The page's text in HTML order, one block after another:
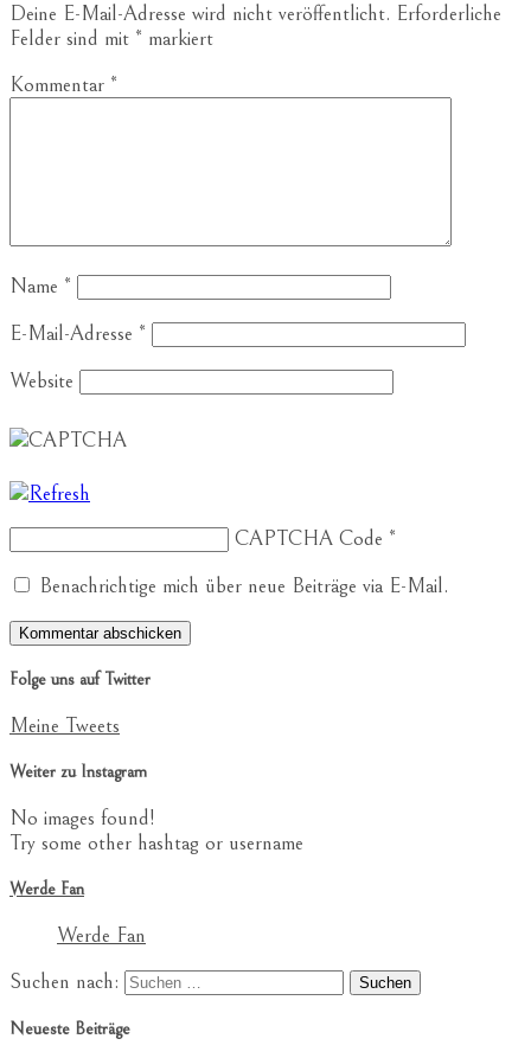
Deine E-Mail-Adresse wird nicht veröffentlicht. Erforderliche
Felder sind mit * markiert
Kommentar *
Name *
E-Mail-Adresse *
Website
CAPTCHA Code *
Benachrichtige mich über neue Beiträge via E-Mail.
Folge uns auf Twitter
Meine Tweets
Weiter zu Instagram
No images found!
Try some other hashtag or username
Werde Fan
Werde Fan
Suchen nach:
Neueste Beiträge